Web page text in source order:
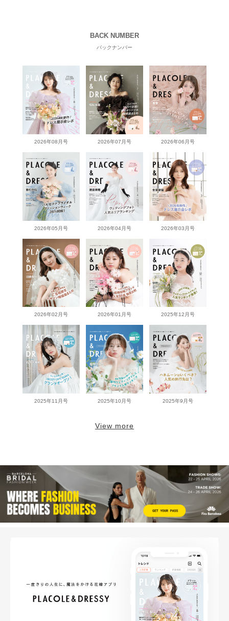
BACK NUMBER
バックナンバー
2026年08月号 2026年07月号 2026年06月号
2026年05月号 2026年04月号 2026年03月号
2026年02月号 2026年01月号 2025年12月号
2025年11月号 2025年10月号 2025年9月号
View more